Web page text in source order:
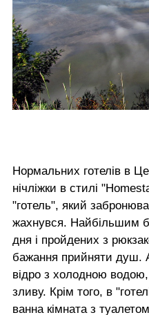
Нормальних готелів в
нічліжки в стилі
"готель", який
жахнувся. Найбільшим
дня і пройдених з
бажання прийняти душ.
відро з холодною
зливу. Крім того, в
ванна кімната з